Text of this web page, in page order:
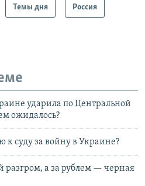
Темы дня Россия
ударила по Центральной
ожидалось?
суду за войну в Украине?
разгром, а за рублем — черная